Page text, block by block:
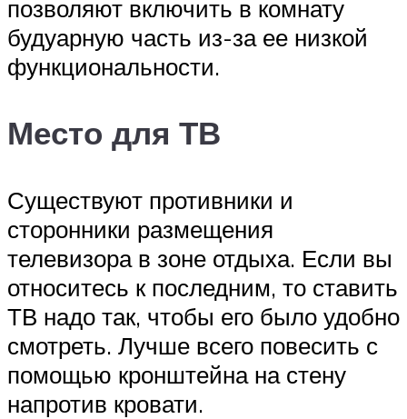
позволяют включить в комнату
будуарную часть из-за ее низкой
функциональности.
Место для ТВ
Существуют противники и
сторонники размещения
телевизора в зоне отдыха. Если вы
относитесь к последним, то ставить
ТВ надо так, чтобы его было удобно
смотреть. Лучше всего повесить с
помощью кронштейна на стену
напротив кровати.